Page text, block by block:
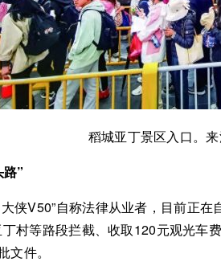
稻城亚丁景区入口。
”
侠V50”自称法律从业者，目前正
村等路段拦截、收取120元观光车
文件。